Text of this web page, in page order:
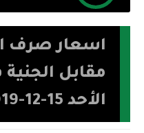
اسعار صرف
مقابل
الأحد 15-12-2019م